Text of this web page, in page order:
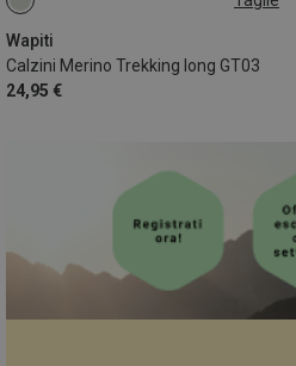
Wapiti
Calzini Merino Trekking long GT03
24,95 €
39|40|41